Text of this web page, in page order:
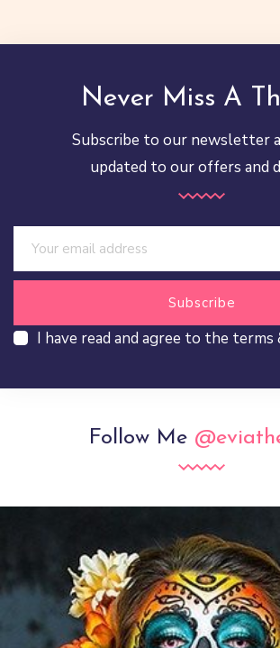
Never Miss A
Subscribe to our newsletter
updated to our offers and
I have read and agree to the terms
Follow Me